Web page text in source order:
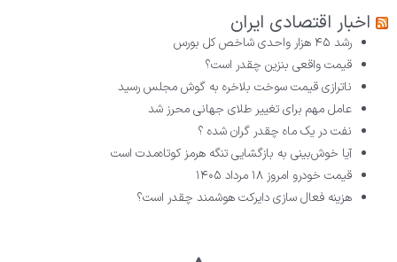
اخبار اقتصادی ایران
رشد ۴۵ هزار واحدی شاخص کل بورس
قیمت واقعی بنزین چقدر است؟
ناترازی قیمت سوخت بلاخره به گوش مجلس رسید
عامل مهم برای تغییر طلای جهانی محرز شد
نفت در یک ماه چقدر گران شده ؟
آیا خوش‌بینی به بازگشایی تنگه هرمز کوتاه‌مدت است
قیمت خودرو امروز ۱۸ مرداد ۱۴۰۵
هزینه فعال سازی دایرکت هوشمند چقدر است؟